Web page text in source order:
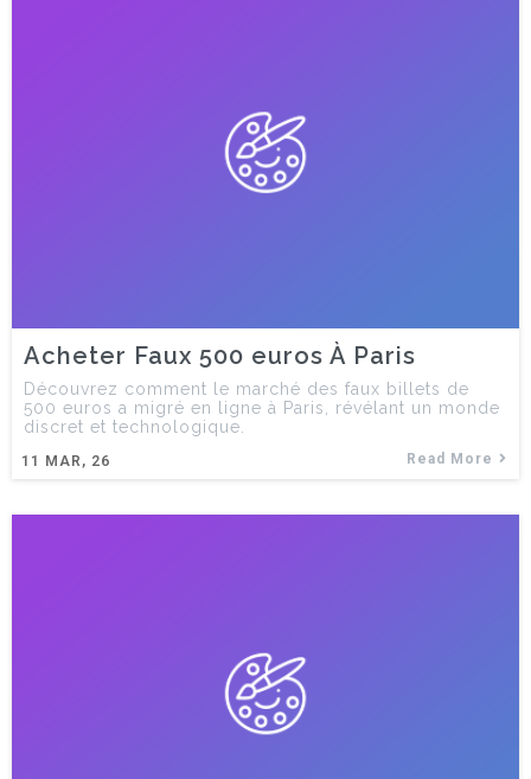
Acheter Faux 500 euros À Paris
11 MAR, 26
Découvrez comment le marché des faux billets de
500 euros a migré en ligne à Paris, révélant un monde
discret et technologique.
Read More